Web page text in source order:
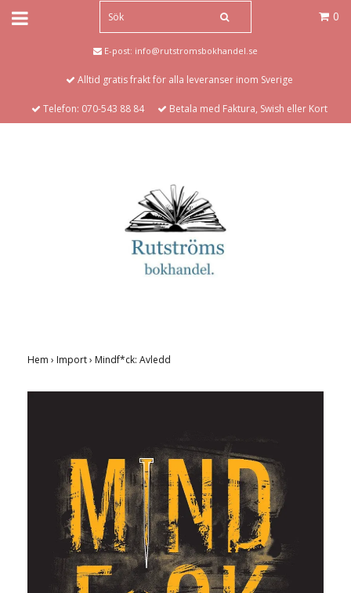
0
E-post: info@rutstromsbokhandel.se
Alltid gratis frakt för alla leveranser inom Sverige
Telefon: 070-543 88 84 Betala med Faktura, Swish eller Kort
Hem › Import› Mindf*ck: Avledd